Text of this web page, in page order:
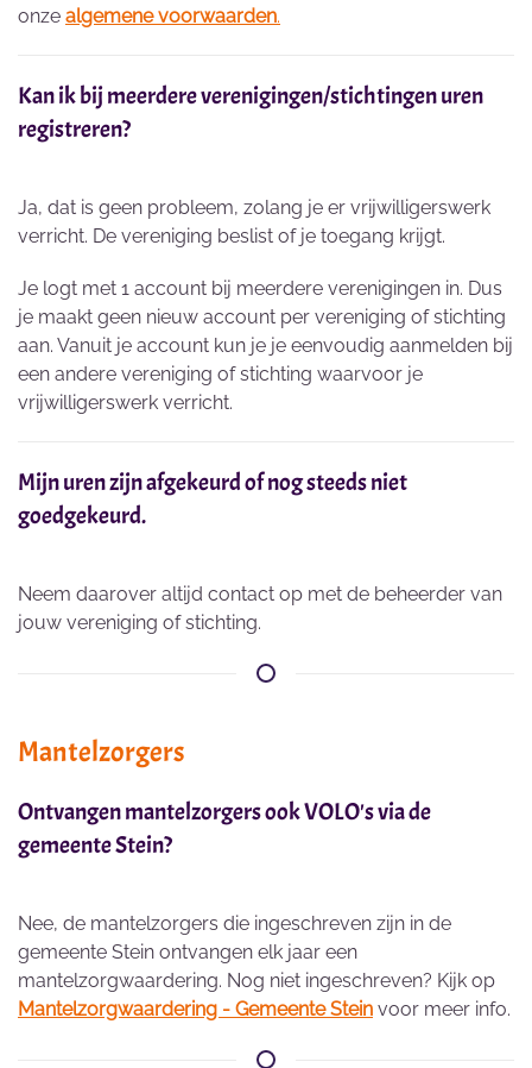
onze algemene voorwaarden.
Kan ik bij meerdere verenigingen/stichtingen uren
registreren?
Ja, dat is geen probleem, zolang je er vrijwilligerswerk
verricht. De vereniging beslist of je toegang krijgt.
Je logt met 1 account bij meerdere verenigingen in. Dus
je maakt geen nieuw account per vereniging of stichting
aan. Vanuit je account kun je je eenvoudig aanmelden bij
een andere vereniging of stichting waarvoor je
vrijwilligerswerk verricht.
Mijn uren zijn afgekeurd of nog steeds niet
goedgekeurd.
Neem daarover altijd contact op met de beheerder van
jouw vereniging of stichting.
Mantelzorgers
Ontvangen mantelzorgers ook VOLO's via de
gemeente Stein?
Nee, de mantelzorgers die ingeschreven zijn in de
gemeente Stein ontvangen elk jaar een
mantelzorgwaardering. Nog niet ingeschreven? Kijk op
Mantelzorgwaardering - Gemeente Stein voor meer info.